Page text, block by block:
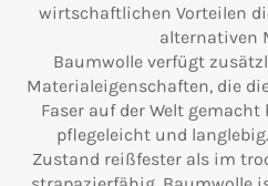
wirtschaftlichen Vorteilen
alternativen
Baumwolle verfügt
Materialeigenschaften, die
Faser auf der Welt
pflegeleicht und
Zustand reißfester als im